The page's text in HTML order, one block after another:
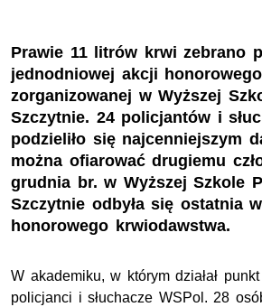
Prawie 11 litrów krwi zebrano
jednodniowej akcji
zorganizowanej w Wyższej
Szczytnie. 24 policjantów i
podzieliło się najcenniejszym
można ofiarować drugiemu
grudnia br. w Wyższej Szkole
Szczytnie odbyła się ostatnia
honorowego krwiodawstwa.
W akademiku, w którym działał
policjanci i słuchacze WSPol. 28